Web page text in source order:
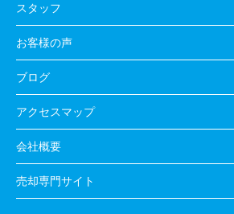
スタッフ
お客様の声
ブログ
アクセスマップ
会社概要
売却専門サイト